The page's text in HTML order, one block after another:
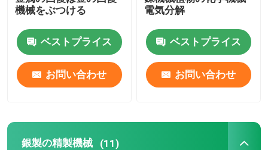
ステンレス鋼の溶ける炉
プラチナ溶ける炉
機械をぶつける
ベストプライス
お問い合わせ
電気分解
ベストプライス
お問い合わせ
銀製の精製機械 (11)